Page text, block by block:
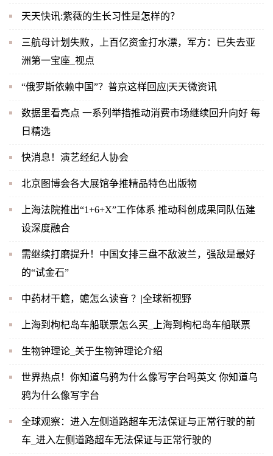
天天快讯:紫薇的生长习性是怎样的？
三航母计划失败，上百亿资金打水漂，军方：已失去亚
洲第一宝座_视点
“俄罗斯依赖中国”？普京这样回应|天天微资讯
数据里看亮点 一系列举措推动消费市场继续回升向好 每
日精选
快消息！演艺经纪人协会
北京图博会各大展馆争推精品特色出版物
上海法院推出“1+6+X”工作体系 推动科创成果同队伍建
设深度融合
需继续打磨提升！中国女排三盘不敌波兰，强敌是最好
的“试金石”
中药材干蟾，蟾怎么读音 ？|全球新视野
上海到枸杞岛车船联票怎么买_上海到枸杞岛车船联票
生物钟理论_关于生物钟理论介绍
世界热点！你知道乌鸦为什么像写字台吗英文 你知道乌
鸦为什么像写字台
全球观察：进入左侧道路超车无法保证与正常行驶的前
车_进入左侧道路超车无法保证与正常行驶的